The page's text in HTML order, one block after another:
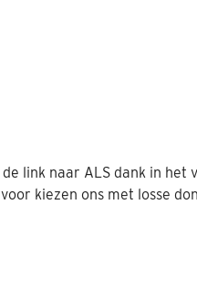
link naar ALS dank in het
kiezen ons met losse